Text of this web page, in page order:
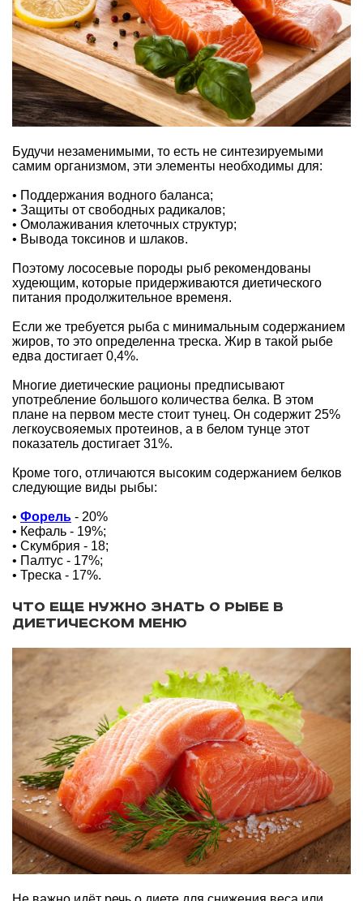
Будучи незаменимыми, то есть не синтезируемыми
самим организмом, эти элементы необходимы для:
• Поддержания водного баланса;
• Защиты от свободных радикалов;
• Омолаживания клеточных структур;
• Вывода токсинов и шлаков.
Поэтому лососевые породы рыб рекомендованы
худеющим, которые придерживаются диетического
питания продолжительное временя.
Если же требуется рыба с минимальным содержанием
жиров, то это определенна треска. Жир в такой рыбе
едва достигает 0,4%.
Многие диетические рационы предписывают
употребление большого количества белка. В этом
плане на первом месте стоит тунец. Он содержит 25%
легкоусвояемых протеинов, а в белом тунце этот
показатель достигает 31%.
Кроме того, отличаются высоким содержанием белков
следующие виды рыбы:
• Форель - 20%
• Кефаль - 19%;
• Скумбрия - 18;
• Палтус - 17%;
• Треска - 17%.
Что еще нужно знать о рыбе в
диетическом меню